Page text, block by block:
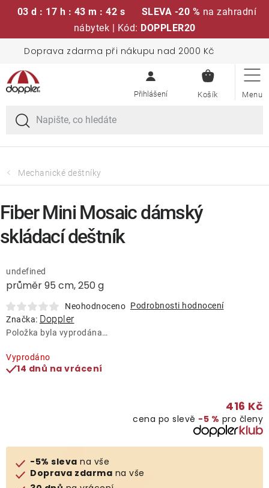
03 d : 17 h : 43 m : 42 s SLEVA -20 % na zahradní
nábytek | Kód: DOPPLER20
obsah
Doprava zdarma při nákupu nad 2000 Kč
KOŠÍK
Sedací soupravy
Slunečníky
Křesla a židle
Lavice a houpačky
Lehátka
Doplňky
Prodávané značky
Mechanické deštníky
průměr 95 cm, 250 g
undefined
Neohodnoceno Podrobnosti hodnocení
Značka: Doppler
Položka byla vyprodána…
Vyprodáno
14 dnů na vrácení
416 Kč
cena po slevě −5 % pro členy
-5% sleva na vše
Doprava zdarma na vše
Fiber Mini Mosaic dámský
skládací deštník